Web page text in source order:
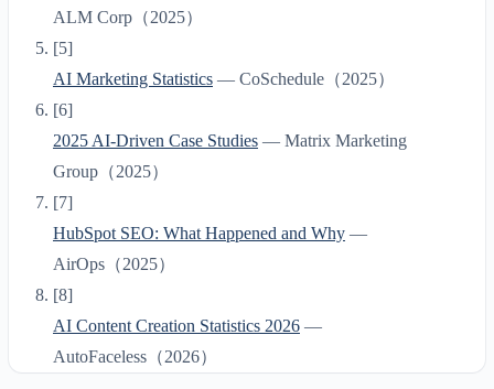
ALM Corp （2025）
[5]
AI Marketing Statistics — CoSchedule （2025）
[6]
2025 AI-Driven Case Studies — Matrix Marketing
Group （2025）
[7]
HubSpot SEO: What Happened and Why —
AirOps （2025）
[8]
AI Content Creation Statistics 2026 —
AutoFaceless （2026）